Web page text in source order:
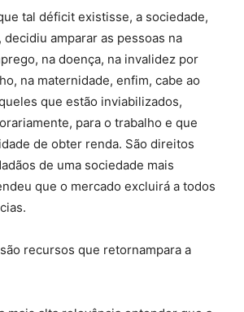
tal déficit existisse, a sociedade,
decidiu amparar as pessoas na
na doença, na invalidez por
na maternidade, enfim, cabe ao
que estão inviabilizados,
para o trabalho e que
de obter renda. São direitos
de uma sociedade mais
que o mercado excluirá a todos
recursos que retornampara a